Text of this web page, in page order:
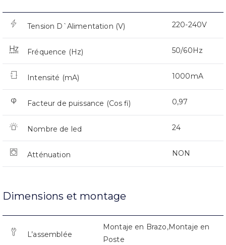
Tension D`Alimentation (V) 220-240V
Fréquence (Hz) 50/60Hz
Intensité (mA) 1000mA
Facteur de puissance (Cos fi) 0,97
Nombre de led 24
Atténuation NON
Dimensions et montage
L’assemblée
Montaje en Brazo,Montaje en
Poste